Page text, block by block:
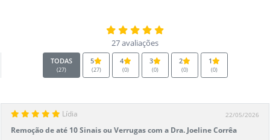
27 avaliações
TODAS
(27)
5
(27)
4
(0)
3
(0)
2
(0)
1
(0)
Lídia 22/05/2026
Remoção de até 10 Sinais ou Verrugas com a Dra. Joeline Corrêa